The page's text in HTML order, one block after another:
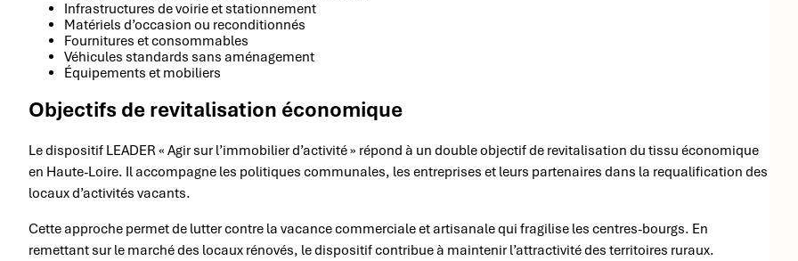
Infrastructures de voirie et stationnement
Matériels d’occasion ou reconditionnés
Fournitures et consommables
Véhicules standards sans aménagement
Équipements et mobiliers
Objectifs de revitalisation économique
Le dispositif LEADER « Agir sur l’immobilier d’activité » répond à un double objectif de revitalisation du tissu économique
en Haute-Loire. Il accompagne les politiques communales, les entreprises et leurs partenaires dans la requalification des
locaux d’activités vacants.
Cette approche permet de lutter contre la vacance commerciale et artisanale qui fragilise les centres-bourgs. En
remettant sur le marché des locaux rénovés, le dispositif contribue à maintenir l’attractivité des territoires ruraux.